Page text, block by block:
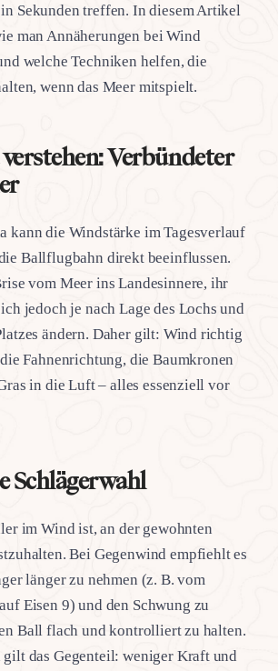
Sekunden treffen. In diesem Artikel
man Annäherungen bei Wind
welche Techniken helfen, die
wenn das Meer mitspielt.
Verbündeter
kann die Windstärke im Tagesverlauf
Ballflugbahn direkt beeinflussen.
vom Meer ins Landesinnere, ihr
jedoch je nach Lage des Lochs und
ändern. Daher gilt: Wind richtig
Fahnenrichtung, die Baumkronen
in die Luft – alles essenziell vor
Schlägerwahl
im Wind ist, an der gewohnten
Bei Gegenwind empfiehlt es
länger zu nehmen (z. B. vom
Eisen 9) und den Schwung zu
Ball flach und kontrolliert zu halten.
das Gegenteil: weniger Kraft und